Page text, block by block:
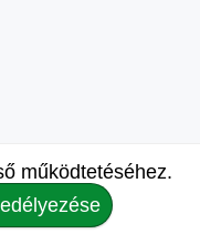
működtetéséhez.